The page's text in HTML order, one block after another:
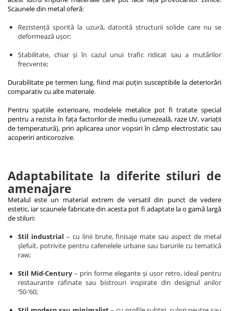
Scaunele din metal oferă:
Rezistență sporită la uzură, datorită structurii solide care nu se
deformează ușor;
Stabilitate, chiar și în cazul unui trafic ridicat sau a mutărilor
frecvente;
Durabilitate pe termen lung, fiind mai puțin susceptibile la deteriorări
comparativ cu alte materiale.
Pentru spațiile exterioare, modelele metalice pot fi tratate special
pentru a rezista în fața factorilor de mediu (umezeală, raze UV, variații
de temperatură), prin aplicarea unor vopsiri în câmp electrostatic sau
acoperiri anticorozive.
Adaptabilitate la diferite stiluri de
amenajare
Metalul este un material extrem de versatil din punct de vedere
estetic, iar scaunele fabricate din acesta pot fi adaptate la o gamă largă
de stiluri:
Stil industrial – cu linii brute, finisaje mate sau aspect de metal
șlefuit, potrivite pentru cafenelele urbane sau barurile cu tematică
raw;
Stil Mid-Century– prin forme elegante și ușor retro, ideal pentru
restaurante rafinate sau bistrouri inspirate din designul anilor
’50-’60;